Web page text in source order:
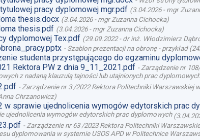
pracy dyplomowej mgr.pdf (3.04.2026- mgr
thesis.docx (3.04.2026- mgr Zuzanna Cichocka)
thesis.pdf (3.04.2026- mgr Zuzanna Cichocka)
dyplomowej Tex.pdf (29.09.2022- dr inż. Włodzimierz
- Szablon prezentacji na obronę - przykład(
studenta przystępującego do egzaminu
Rektora PW z dnia 9_11_2021.pdf - Zarządzenie nr
z nadaną klauzulą tajności lub utajnionych prac dyplomowych
- Zarządzenie nr 3 /2022 Rektora Politechniki Warszawskiej
Chrzanowicz)
w sprawie ujednolicenia wymogów edytorskich prac
ujednolicenia wymogów edytorskich prac dyplomowych(
- Zarządzenie nr 63 /2023 Rektora Politechniki
dyplomowania w systemie USOS APD w Politechnice